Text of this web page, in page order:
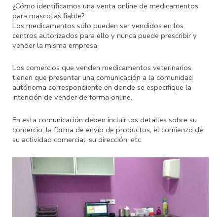
¿Cómo identificamos una venta online de medicamentos
para mascotas fiable?
Los medicamentos sólo pueden ser vendidos en los
centros autorizados para ello y nunca puede prescribir y
vender la misma empresa.
Los comercios que venden medicamentos veterinarios
tienen que presentar una comunicación a la comunidad
autónoma correspondiente en donde se especifique la
intención de vender de forma online.
En esta comunicación deben incluir los detalles sobre su
comercio, la forma de envío de productos, el comienzo de
su actividad comercial, su dirección, etc.